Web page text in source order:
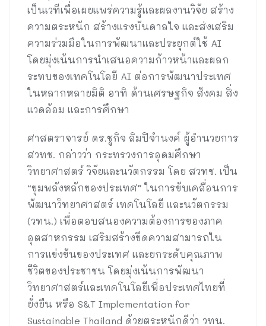
เป็นเวทีเพื่อเผยแพร่ความรู้และผลงานวิจัย สร้าง
ความตระหนัก สร้างแรงบันดาลใจ และส่งเสริม
ความร่วมมือในการพัฒนาและประยุกต์ใช้ AI
โดยมุ่งเน้นการนำเสนอความก้าวหน้าและผลก
ระทบของเทคโนโลยี AI ต่อการพัฒนาประเทศ
ในหลากหลายมิติ อาทิ ด้านเศรษฐกิจ สังคม สิ่ง
แวดล้อม และการศึกษา
ศาสตราจารย์ ดร.ชูกิจ ลิมปิจำนงค์ ผู้อำนวยการ
สวทช. กล่าวว่า กระทรวงการอุดมศึกษา
วิทยาศาสตร์ วิจัยและนวัตกรรม โดย สวทช. เป็น
“ขุมพลังหลักของประเทศ” ในการขับเคลื่อนการ
พัฒนาวิทยาศาสตร์ เทคโนโลยี และนวัตกรรม
(วทน.) เพื่อตอบสนองความต้องการของภาค
อุตสาหกรรม เสริมสร้างขีดความสามารถใน
การแข่งขันของประเทศ และยกระดับคุณภาพ
ชีวิตของประชาชน โดยมุ่งเน้นการพัฒนา
วิทยาศาสตร์และเทคโนโลยีเพื่อประเทศไทยที่
ยั่งยืน หรือ S&T Implementation for
Sustainable Thailand ด้วยตระหนักดีว่า วทน.